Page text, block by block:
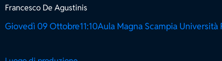
Francesco De Agustinis
Giovedì 09 Ottobre11:10Aula Magna Scampia Università